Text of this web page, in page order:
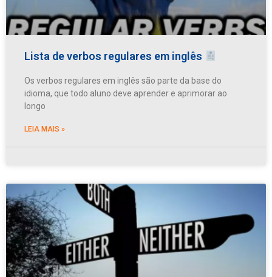
Lista de verbos regulares em inglês
Os verbos regulares em inglês são parte da base do
idioma, que todo aluno deve aprender e aprimorar ao
longo
LEIA MAIS »